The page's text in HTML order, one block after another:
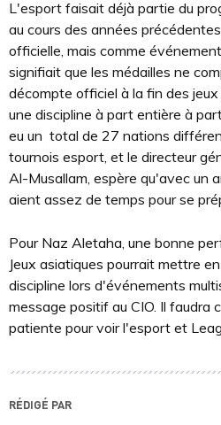
L'esport faisait déjà partie du
au cours des années
officielle, mais comme
signifiait que les médailles ne
décompte officiel à la fin des
une discipline à part entière à
eu un total de 27 nations
tournois esport, et le directeur
Al-Musallam, espère qu'avec un
aient assez de temps pour se
Pour Naz Aletaha, une bonne
Jeux asiatiques pourrait mettre
discipline lors d'événements
message positif au CIO. Il faudra
patiente pour voir l'esport et
RÉDIGÉ PAR